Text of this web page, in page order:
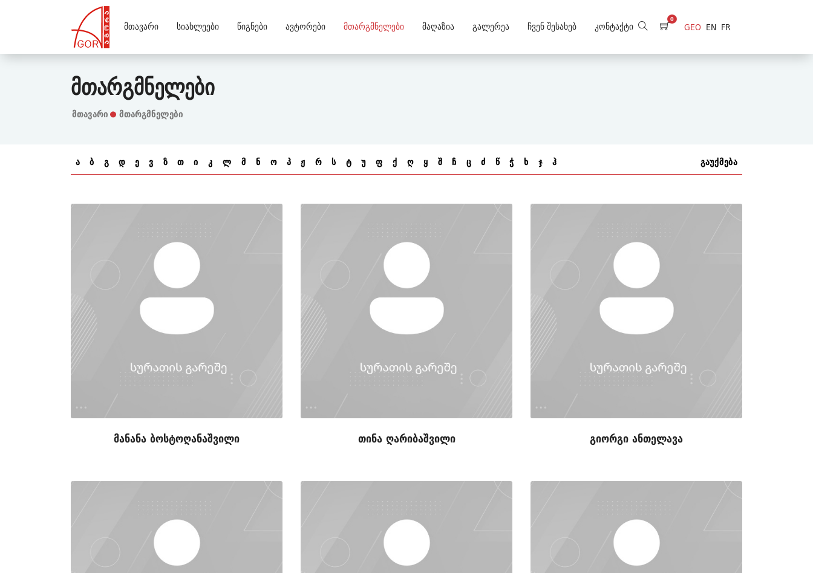
Მთავარი Სიახლეები Წიგნები Ავტორები Მთარგმნელები Მაღაზია Გალერეა Ჩვენ Შესახებ Კონტაქტი
0
GEO EN FR
Მთარგმნელები
Მთავარი მთარგმნელები
ა ბ გ დ ე ვ ზ თ ი კ ლ მ ნ ო პ ჟ რ ს ტ უ ფ ქ ღ ყ შ ჩ ც ძ წ ჭ ხ ჯ ჰ გაუქმება
მანანა ბოსტოღანაშვილი თინა ღარიბაშვილი გიორგი ანთელავა